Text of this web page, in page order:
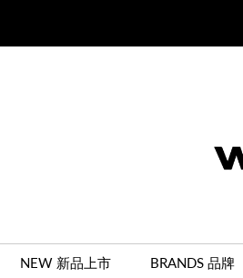
NEW 新品上市 BRANDS 品牌